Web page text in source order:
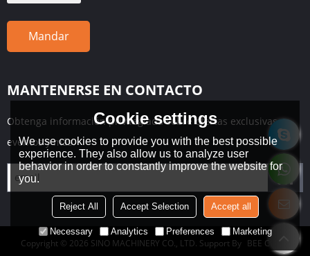
Mandar
MANTENERSE EN CONTACTO
Obtenga información privilegiada sobre ofertas exclusivas,
eventos y más.
Copyright © 2026 SINO MACHINERY CO., LTD. Support By BEE Cloud
Cookie settings
We use cookies to provide you with the best possible
experience. They also allow us to analyze user
behavior in order to constantly improve the website for
you.
Reject All Accept Selection Accept all
Necessary Analytics Preferences Marketing